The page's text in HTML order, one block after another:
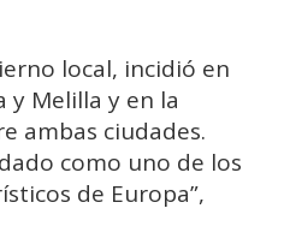
local, incidió en
y Melilla y en la
ambas ciudades.
como uno de los
de Europa”,